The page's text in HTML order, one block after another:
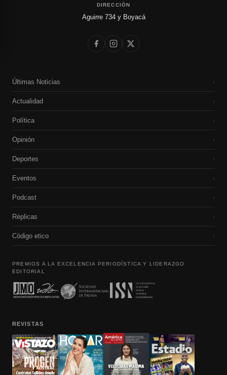
DIRECCIÓN
Aguirre 734 y Boyacá
Últimas Noticias ›
Actualidad ›
Política ›
Opinión ›
Deportes ›
Eventos ›
Podcast ›
Réplicas ›
Código etico ›
PREMIOS A LA EXCELENCIA PERIODÍSTICA Y LIDERAZGO
EDITORIAL
REVISTAS